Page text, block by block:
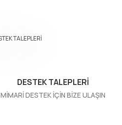
DESTEK TALEPLERİ
MİMARİ DESTEK İÇİN BİZE ULAŞIN